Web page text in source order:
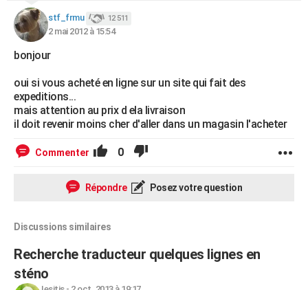
Carte de Noël
Carte Bonne année
Carte Saint-Valentin
Carte Pâques
Carte d'anniversaire
DICTIONNAIRE
Dictionnaire
Biographies
Citations
Expressions
Proverbes
PROGRAMME TV
COPAINS D'AVANT
S'inscrire
Se connecter
Lycées
Collèges
Primaires
Universités
Entreprises
Service militaire
Avis de recherche
AVIS DE DÉCÈS
FORUM
stf_frmu 12 511
2 mai 2012 à 15:54
bonjour
oui si vous acheté en ligne sur un site qui fait des
expeditions...
mais attention au prix d ela livraison
il doit revenir moins cher d'aller dans un magasin l'acheter
Commenter 0
Répondre Posez votre question
Discussions similaires
Recherche traducteur quelques lignes en
sténo